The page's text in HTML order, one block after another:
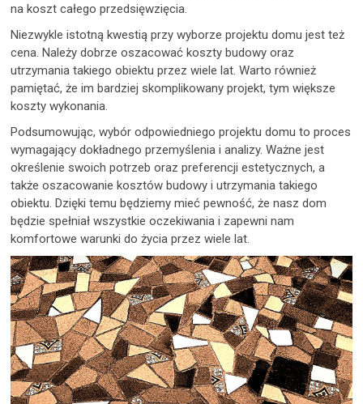
na koszt całego przedsięwzięcia.
Niezwykle istotną kwestią przy wyborze projektu domu jest też
cena. Należy dobrze oszacować koszty budowy oraz
utrzymania takiego obiektu przez wiele lat. Warto również
pamiętać, że im bardziej skomplikowany projekt, tym większe
koszty wykonania.
Podsumowując, wybór odpowiedniego projektu domu to proces
wymagający dokładnego przemyślenia i analizy. Ważne jest
określenie swoich potrzeb oraz preferencji estetycznych, a
także oszacowanie kosztów budowy i utrzymania takiego
obiektu. Dzięki temu będziemy mieć pewność, że nasz dom
będzie spełniał wszystkie oczekiwania i zapewni nam
komfortowe warunki do życia przez wiele lat.